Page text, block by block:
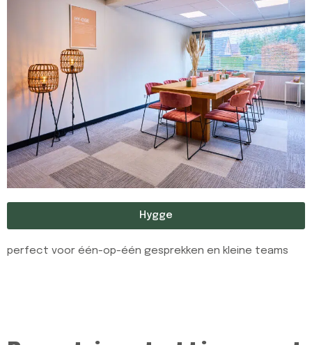
Hygge
perfect voor één-op-één gesprekken en kleine teams